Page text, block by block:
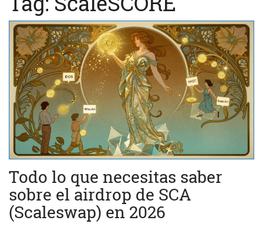
Todo lo que necesitas saber
sobre el airdrop de SCA
(Scaleswap) en 2026